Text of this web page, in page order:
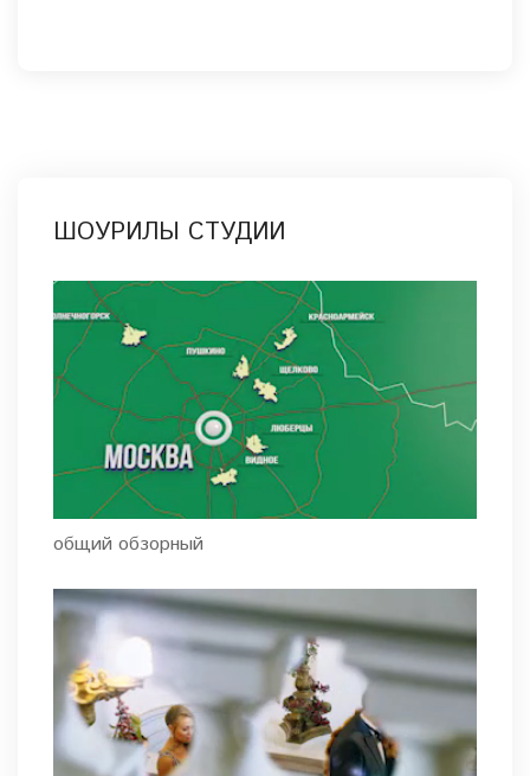
ШОУРИЛЫ СТУДИИ
общий обзорный